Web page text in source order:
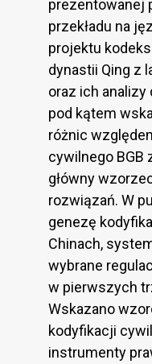
prezentowanej
przekładu na
projektu
dynastii Qing z
oraz ich
pod kątem
różnic
cywilnego BGB
główny
rozwiązań. W
genezę
Chinach,
wybrane
w pierwszych
Wskazano
kodyfikacji
instrumenty